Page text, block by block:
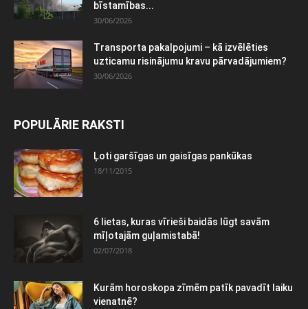
bīstamības...
30/06/2026
Transporta pakalpojumi – kā izvēlēties
uzticamu risinājumu kravu pārvadājumiem?
30/06/2026
POPULĀRIE RAKSTI
Ļoti garšīgas un gaisīgas pankūkas
18/11/2015
6 lietas, kuras vīrieši baidās lūgt savām
mīļotajām guļamistabā!
02/07/2018
Kurām horoskopa zīmēm patīk pavadīt laiku
vienatnē?